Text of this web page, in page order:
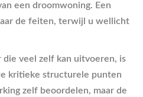
een droomwoning. Een
de feiten, terwijl u wellicht
veel zelf kan uitvoeren, is
kritieke structurele punten
zelf beoordelen, maar de